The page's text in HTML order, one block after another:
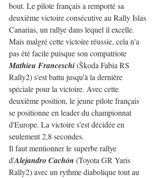
bout. Le pilote français a remporté sa
deuxième victoire consécutive au Rally Islas
Canarias, un rallye dans lequel il excelle.
Mais malgré cette victoire réussie, cela n'a
pas été facile puisque son compatriote
Mathieu Franceschi (Škoda Fabia RS
Rally2) s'est battu jusqu'à la dernière
spéciale pour la victoire. Avec cette
deuxième position, le jeune pilote français
se positionne en leader du championnat
d'Europe. La victoire s'est décidée en
seulement 2,8 secondes.
Il faut mentionner le superbe rallye
d'Alejandro Cachón (Toyota GR Yaris
Rally2) avec un rythme diabolique tout au